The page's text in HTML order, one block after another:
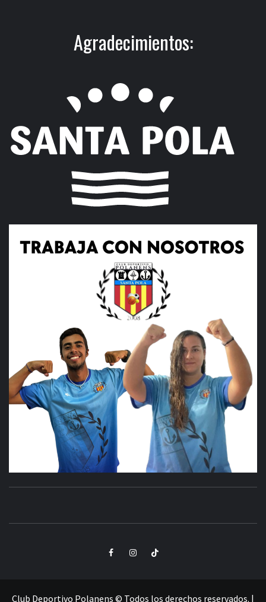
Agradecimientos:
CLUB
DEPORTIVO
ElementoElementoElemento
Club Deportivo Polanens © Todos los derechos reservados. |